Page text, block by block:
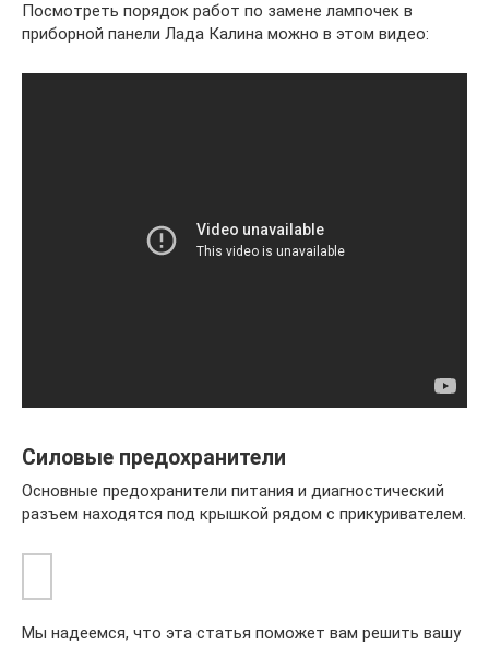
Посмотреть порядок работ по замене лампочек в
приборной панели Лада Калина можно в этом видео:
Силовые предохранители
Основные предохранители питания и диагностический
разъем находятся под крышкой рядом с прикуривателем.
Мы надеемся, что эта статья поможет вам решить вашу